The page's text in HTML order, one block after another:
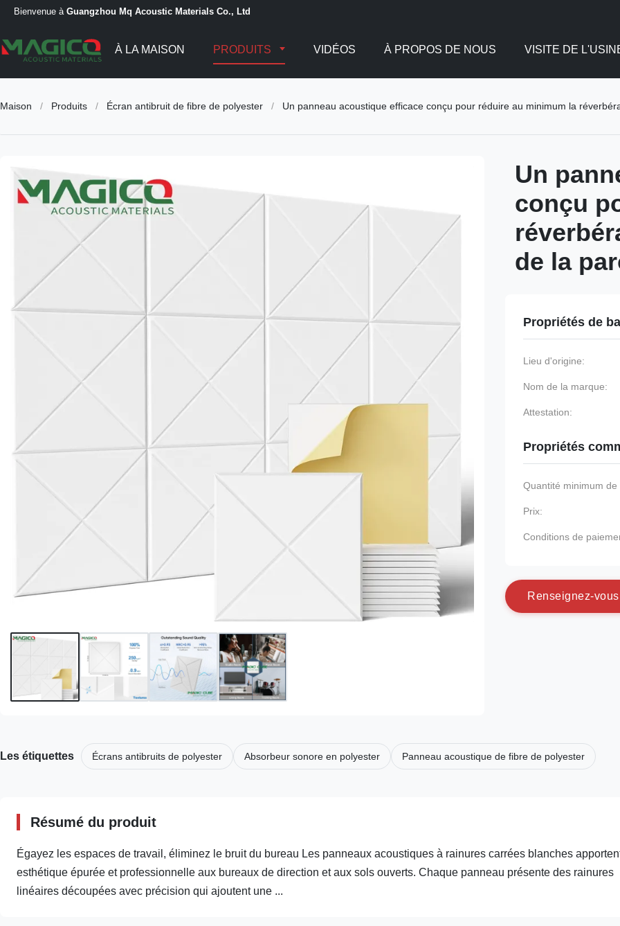
Bienvenue à Guangzhou Mq Acoustic Materials Co., Ltd
À LA MAISON PRODUITS VIDÉOS À PROPOS DE NOUS VISITE DE
Maison / Produits / Écran antibruit de fibre de polyester / Un panneau acoustique efficace conçu pour réduire au minimum la
Un
conçu
de la
Propriétés de
Lieu d'origine:
Nom de la marque:
Attestation:
Propriétés
Quantité minimum
Prix:
Conditions de
Renseignez-vous
Les étiquettes Écrans antibruits de polyester Absorbeur sonore en polyester Panneau acoustique de fibre de polyester
Résumé du produit
Égayez les espaces de travail, éliminez le bruit du bureau Les panneaux acoustiques à rainures carrées blanches
esthétique épurée et professionnelle aux bureaux de direction et aux sols ouverts. Chaque panneau présente des rainures
linéaires découpées avec précision qui ajoutent une ...